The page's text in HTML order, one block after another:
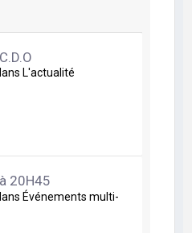
L'actualité
20H45
Événements multi-